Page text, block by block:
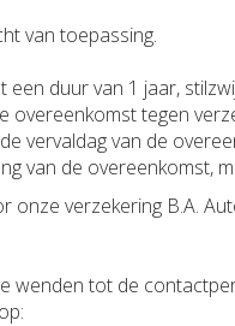
van toepassing.
duur van 1 jaar,
overeenkomst tegen
vervaldag van de
van de overeenkomst,
onze verzekering B.A.
wenden tot de